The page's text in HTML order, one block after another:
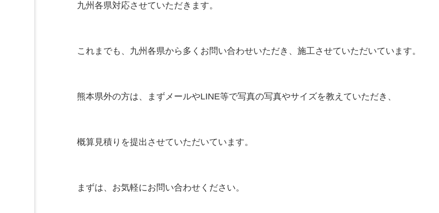
九州各県対応させていただきます。
これまでも、九州各県から多くお問い合わせいただき、施工させていただいています。
熊本県外の方は、まずメールやLINE等で写真の写真やサイズを教えていただき、
概算見積りを提出させていただいています。
まずは、お気軽にお問い合わせください。